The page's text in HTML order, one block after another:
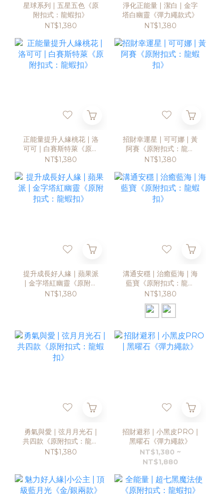
星球系列 | 五星五色《原
附扣式：龍蝦扣》
NT$1,380
淨化正能量 | 潔白 | 金字
塔白幽靈《彈力繩款式》
NT$1,380
正能量提升人緣桃花 | 洛
可可 | 白賽斯特萊《原附
扣式：龍蝦扣》
NT$1,380
招財幸運星 | 可可娜 | 黃
阿賽《原附扣式：龍蝦
扣》
NT$1,380
提升成長好人緣 | 蘋果派
| 金字塔紅幽靈《原附扣
式：龍蝦扣》
NT$1,380
溝通安穩 | 治癒藍海 | 海
藍寶《原附扣式：龍蝦
扣》
NT$1,380
勇氣與愛 | 弦月月光石 |
共四款《原附扣式：龍蝦
扣》
NT$1,380
招財避邪 | 小黑皮PRO |
黑曜石《彈力繩款》
NT$1,380 ~
NT$1,880